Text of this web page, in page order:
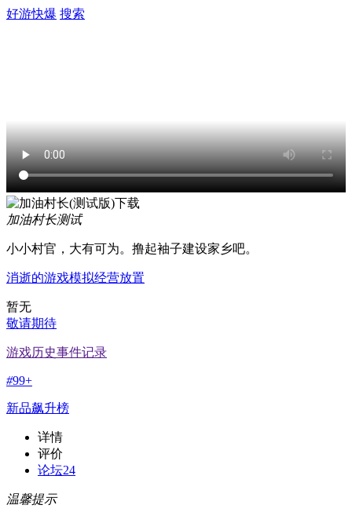
好游快爆 搜索
加油村长测试
小小村官，大有可为。撸起袖子建设家乡吧。
消逝的游戏模拟经营放置
暂无
敬请期待
游戏历史事件记录
#99+
新品飙升榜
详情
评价
论坛24
温馨提示